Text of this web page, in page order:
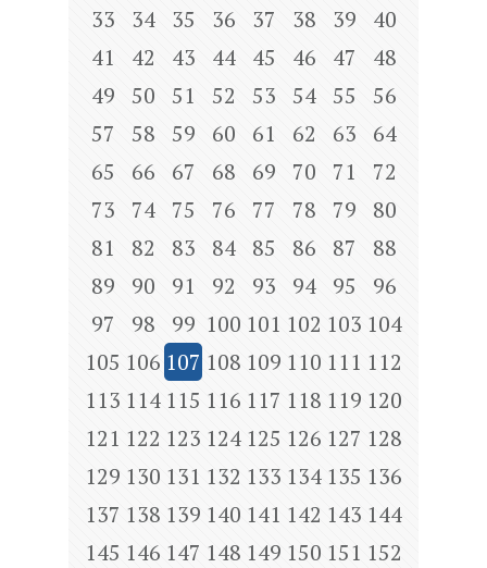
33
34 35 36 37 38 39
40
41
42 43 44 45 46 47
48
49
50 51 52 53 54 55
56
57
58 59 60 61 62 63
64
65
66 67 68 69 70 71
72
73
74 75 76 77 78 79
80
81
82 83 84 85 86 87
88
89
90 91 92 93 94 95
96
97
98 99 100 101 102 103 104
105 106 107 108 109 110 111 112
113 114 115 116 117 118 119 120
121 122 123 124 125 126 127 128
129 130 131 132 133 134 135 136
137 138 139 140 141 142 143 144
145 146 147 148 149 150 151 152